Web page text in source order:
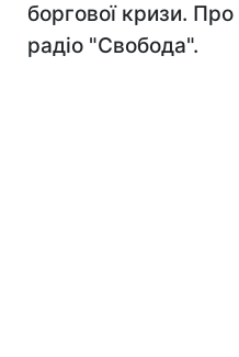
боргової кризи.
радіо "Свобода".